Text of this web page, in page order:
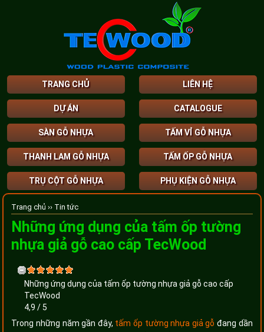
TRANG CHỦ LIÊN HỆ
DỰ ÁN CATALOGUE
SÀN GỖ NHỰA TẤM VỈ GỖ NHỰA
THANH LAM GỖ NHỰA TẤM ỐP GỖ NHỰA
TRỤ CỘT GỖ NHỰA PHỤ KIỆN GỖ NHỰA
Trang chủ ›› Tin tức
Những ứng dụng của tấm ốp tường
nhựa giả gỗ cao cấp TecWood
Những ứng dụng của tấm ốp tường nhựa giả gỗ cao cấp
TecWood
4,9 / 5
Trong những năm gần đây, tấm ốp tường nhựa giả gỗ đang dần